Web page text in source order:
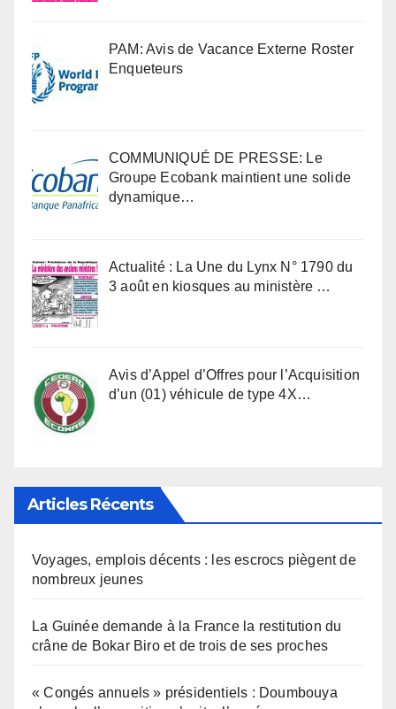
PAM: Avis de Vacance Externe Roster
Enqueteurs
COMMUNIQUÉ DE PRESSE: Le
Groupe Ecobank maintient une solide
dynamique…
Actualité : La Une du Lynx N° 1790 du
3 août en kiosques au ministère …
Avis d’Appel d’Offres pour l’Acquisition
d’un (01) véhicule de type 4X…
Articles Récents
Voyages, emplois décents : les escrocs piègent de
nombreux jeunes
La Guinée demande à la France la restitution du
crâne de Bokar Biro et de trois de ses proches
« Congés annuels » présidentiels : Doumbouya